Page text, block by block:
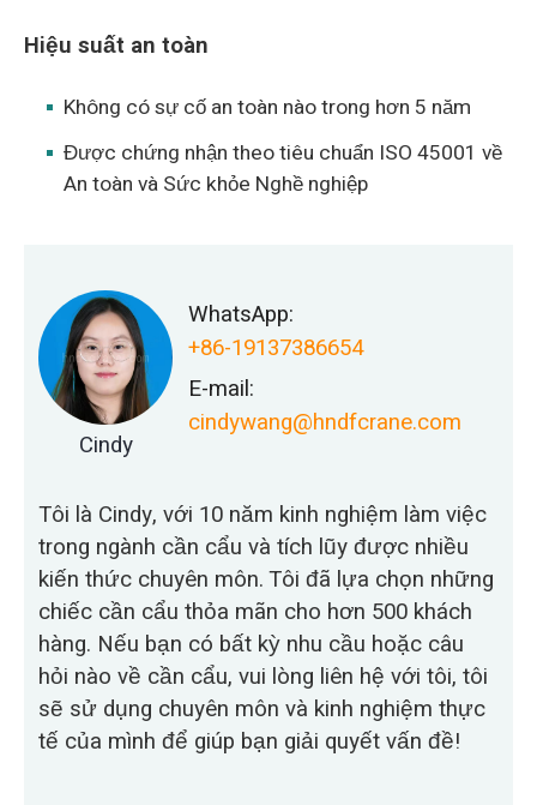
Hiệu suất an toàn
Không có sự cố an toàn nào trong hơn 5 năm
Được chứng nhận theo tiêu chuẩn ISO 45001 về
An toàn và Sức khỏe Nghề nghiệp
Cindy
WhatsApp:
+86-19137386654
E-mail:
cindywang@hndfcrane.com
Tôi là Cindy, với 10 năm kinh nghiệm làm việc
trong ngành cần cẩu và tích lũy được nhiều
kiến thức chuyên môn. Tôi đã lựa chọn những
chiếc cần cẩu thỏa mãn cho hơn 500 khách
hàng. Nếu bạn có bất kỳ nhu cầu hoặc câu
hỏi nào về cần cẩu, vui lòng liên hệ với tôi, tôi
sẽ sử dụng chuyên môn và kinh nghiệm thực
tế của mình để giúp bạn giải quyết vấn đề!